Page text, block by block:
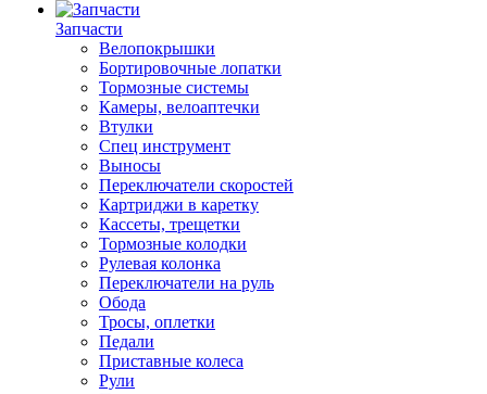
Запчасти
Велопокрышки
Бортировочные лопатки
Тормозные системы
Камеры, велоаптечки
Втулки
Спец инструмент
Выносы
Переключатели скоростей
Картриджи в каретку
Кассеты, трещетки
Тормозные колодки
Рулевая колонка
Переключатели на руль
Обода
Тросы, оплетки
Педали
Приставные колеса
Рули